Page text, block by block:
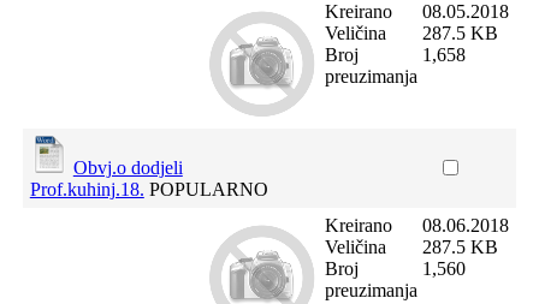
Kreirano
Veličina
Broj
preuzimanja
08.05.2018
287.5 KB
1,658
Obvj.o dodjeli
Prof.kuhinj.18. POPULARNO
Kreirano
Veličina
Broj
preuzimanja
08.06.2018
287.5 KB
1,560